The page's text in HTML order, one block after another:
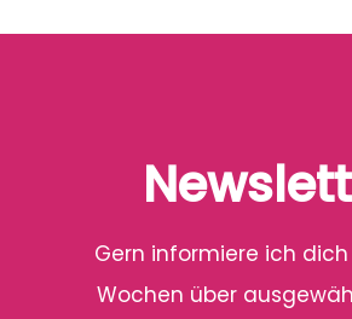
Gern informiere ich
Wochen über